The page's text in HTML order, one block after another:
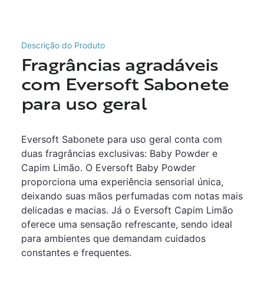
Descrição do Produto
Fragrâncias agradáveis
com Eversoft Sabonete
para uso geral
Eversoft Sabonete para uso geral conta com
duas fragrâncias exclusivas: Baby Powder e
Capim Limão. O Eversoft Baby Powder
proporciona uma experiência sensorial única,
deixando suas mãos perfumadas com notas mais
delicadas e macias. Já o Eversoft Capim Limão
oferece uma sensação refrescante, sendo ideal
para ambientes que demandam cuidados
constantes e frequentes.